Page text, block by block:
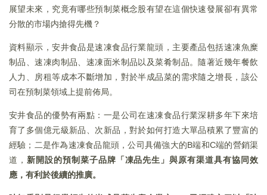
展望未來，究竟有哪些預制菜概念股有望在這個快速發展卻有異常
分散的市場内搶得先機？
資料顯示，安井食品是速凍食品行業龍頭，主要產品包括速凍魚糜
制品、速凍肉制品、速凍面米制品以及菜肴制品。隨著近幾年餐飲
人力、房租等成本不斷增加，對於半成品菜的需求隨之增長，該公
司在預制菜領域上提前佈局。
安井食品的優勢有兩點：一是公司在速凍食品行業深耕多年下來培
育了多個億元級新品、次新品，對於如何打造大單品積累了豐富的
經驗；二是作為速凍食品龍頭，公司具備強大的B端和C端的營銷渠
道， 新開設的預制菜子品牌「凍品先生」與原有渠道具有協同效
應，有利於後續的推廣。